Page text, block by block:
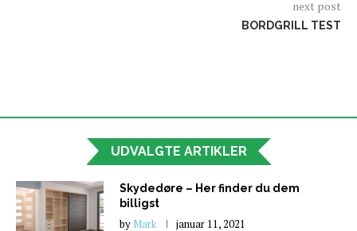
next post
BORDGRILL TEST
UDVALGTE ARTIKLER
Skydedøre – Her finder du dem
billigst
by Mark januar 11, 2021